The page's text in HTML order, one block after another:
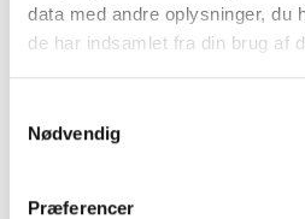
data med andre oplysninger, du
de har indsamlet fra din brug af
Nødvendig
Præferencer
Kom og
os i en